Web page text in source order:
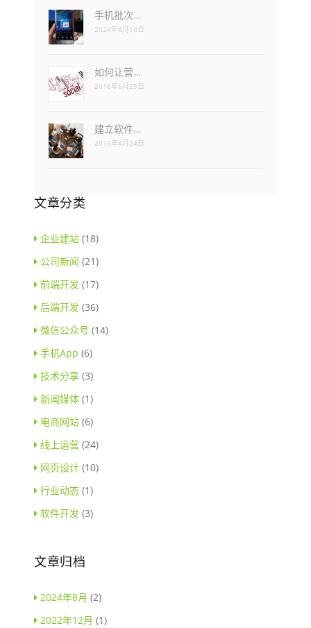
手机批次…
2024年8月14日
如何让营…
2016年6月25日
建立软件…
2016年4月24日
文章分类
企业建站 (18)
公司新闻 (21)
前端开发 (17)
后端开发 (36)
微信公众号 (14)
手机App (6)
技术分享 (3)
新闻媒体 (1)
电商网站 (6)
线上运营 (24)
网页设计 (10)
行业动态 (1)
软件开发 (3)
文章归档
2024年8月 (2)
2022年12月 (1)